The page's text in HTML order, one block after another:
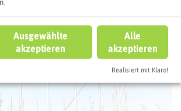
Ausgewählte
akzeptieren
Alle
akzeptieren
Realisiert mit Klaro!